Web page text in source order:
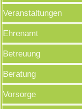
Veranstaltungen
Ehrenamt
Betreuung
Beratung
Vorsorge